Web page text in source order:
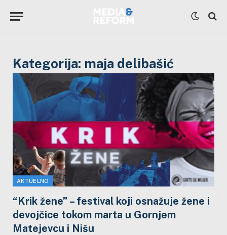
Kategorija: maja delibašić
AKTUELNO
“Krik žene” – festival koji osnažuje žene i
devojčice tokom marta u Gornjem
Matejevcu i Nišu